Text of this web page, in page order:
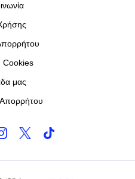
Cookies
μας
Απορρήτου